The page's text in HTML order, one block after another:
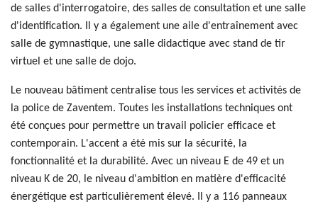
de salles d'interrogatoire, des salles de consultation et une salle
d'identification. Il y a également une aile d'entraînement avec
salle de gymnastique, une salle didactique avec stand de tir
virtuel et une salle de dojo.
Le nouveau bâtiment centralise tous les services et activités de
la police de Zaventem. Toutes les installations techniques ont
été conçues pour permettre un travail policier efficace et
contemporain. L'accent a été mis sur la sécurité, la
fonctionnalité et la durabilité. Avec un niveau E de 49 et un
niveau K de 20, le niveau d'ambition en matière d'efficacité
énergétique est particulièrement élevé. Il y a 116 panneaux